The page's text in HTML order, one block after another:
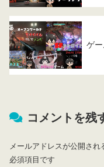
ゲ
コメントを残
メールアドレスが公開され
必須項目です